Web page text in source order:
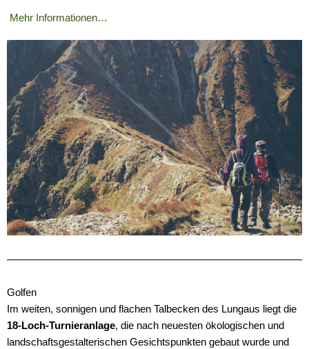
Mehr Informationen…
Golfen
Im weiten, sonnigen und flachen Talbecken des Lungaus liegt die
18-Loch-Turnieranlage, die nach neuesten ökologischen und
landschaftsgestalterischen Gesichtspunkten gebaut wurde und